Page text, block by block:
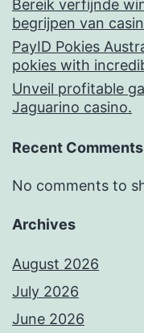
Bereik verfijnde
begrijpen van
PayID Pokies
pokies with
Unveil profitable
Jaguarino casino.
Recent Comments
No comments to
Archives
August 2026
July 2026
June 2026